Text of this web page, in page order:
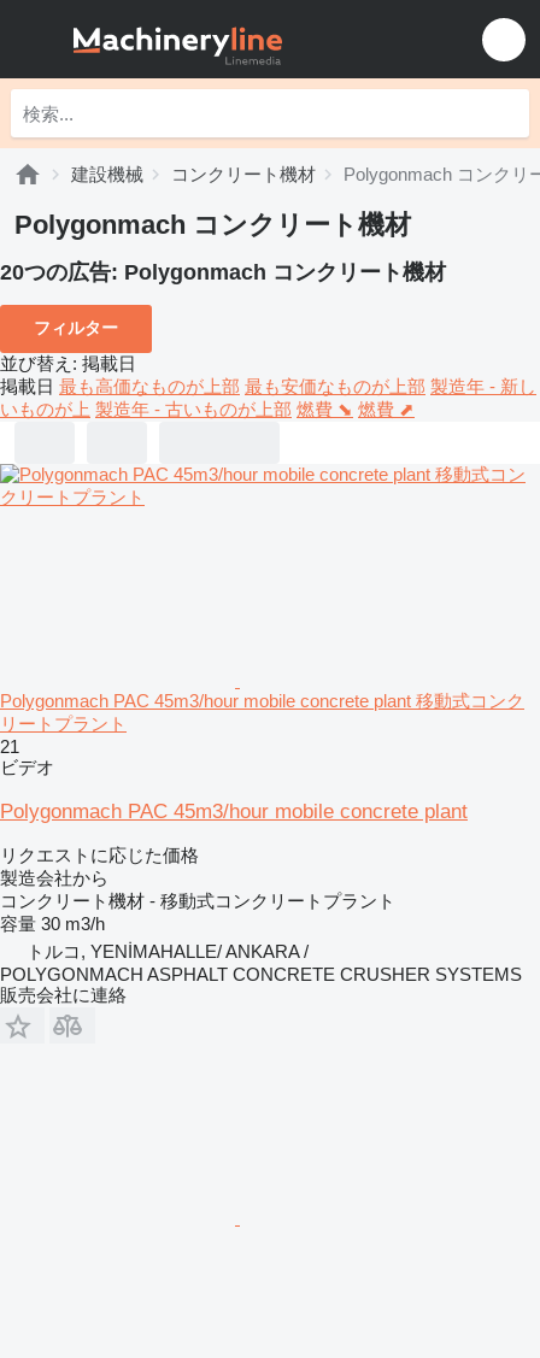
建設機械 コンクリート機材 Polygonmach コンクリ
Polygonmach コンクリート機材
20つの広告: Polygonmach コンクリート機材
フィルター
並び替え : 掲載日
掲載日 最も高価なものが上部 最も安価なものが上部 製造年 - 新し
いものが上 製造年 - 古いものが上部 燃費 ⬊ 燃費 ⬈
Polygonmach PAC 45m3/hour mobile concrete plant 移動式コンク
リートプラント
21
ビデオ
Polygonmach PAC 45m3/hour mobile concrete plant
リクエストに応じた価格
製造会社から
コンクリート機材 - 移動式コンクリートプラント
容量 30 m3/h
トルコ, YENİMAHALLE/ ANKARA /
POLYGONMACH ASPHALT CONCRETE CRUSHER SYSTEMS
販売会社に連絡